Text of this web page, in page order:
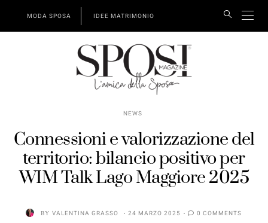
MODA SPOSA IDEE MATRIMONIO
NEWS
Connessioni e valorizzazione del
territorio: bilancio positivo per
WIM Talk Lago Maggiore 2025
BY VALENTINA GRASSO 24 MARZO 2025 0 COMMENTS